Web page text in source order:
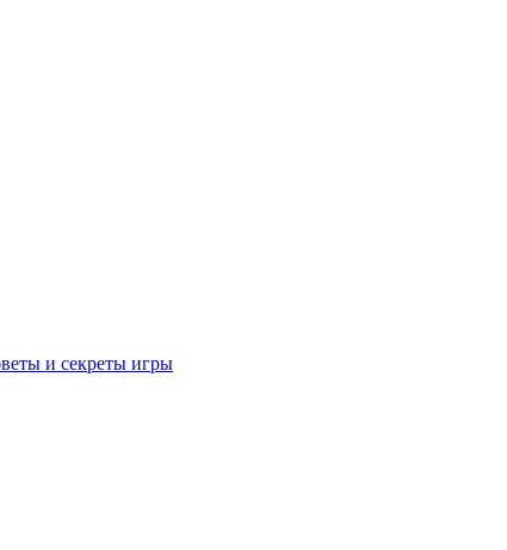
и секреты игры